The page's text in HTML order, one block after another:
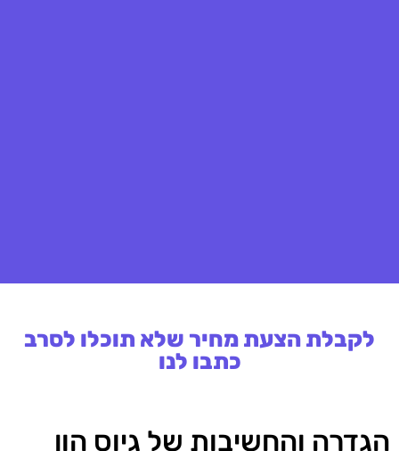
לקבלת הצעת מחיר שלא תוכלו לסרב
כתבו לנו
הגדרה והחשיבות של גיוס הון